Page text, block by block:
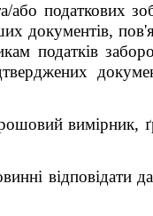
податкових
документів,
податків
вимірник,
відповідати